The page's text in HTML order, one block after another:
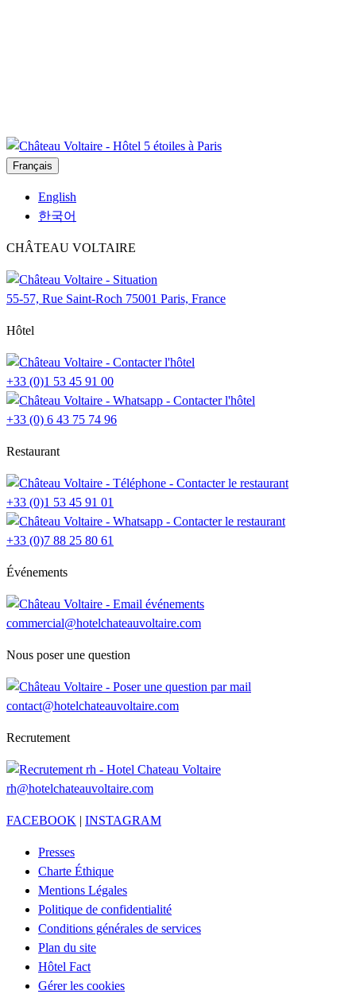
Français
English
한국어
CHÂTEAU VOLTAIRE
55-57, Rue Saint-Roch 75001 Paris, France
Hôtel
+33 (0)1 53 45 91 00
+33 (0) 6 43 75 74 96
Restaurant
+33 (0)1 53 45 91 01
+33 (0)7 88 25 80 61
Événements
commercial@hotelchateauvoltaire.com
Nous poser une question
contact@hotelchateauvoltaire.com
Recrutement
rh@hotelchateauvoltaire.com
FACEBOOK | INSTAGRAM
Presses
Charte Éthique
Mentions Légales
Politique de confidentialité
Conditions générales de services
Plan du site
Hôtel Fact
Gérer les cookies